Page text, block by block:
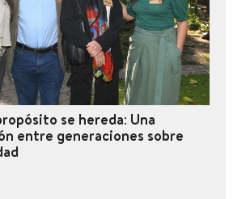
se hereda: Una
entre generaciones sobre